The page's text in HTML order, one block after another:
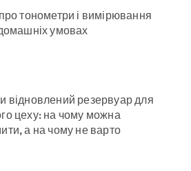
тонометри і вимірювання
умовах
відновлений резервуар для
цеху: на чому можна
а на чому не варто